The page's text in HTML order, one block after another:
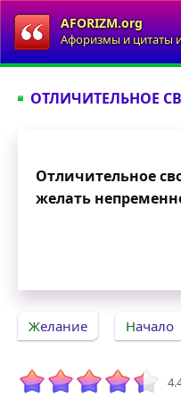
AFORIZM.org
Афоризмы и цитаты
ОТЛИЧИТЕЛЬНОЕ
Отличительное
желать
Желание Начало